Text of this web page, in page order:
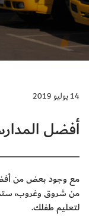
14 يوليو 2019
أفضل
مع وجود بعض من
من شروق وغروب،
لتعليم طفلك.